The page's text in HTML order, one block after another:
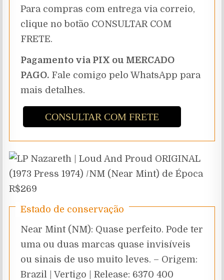
Para compras com entrega via correio,
clique no botão CONSULTAR COM
FRETE.
Pagamento via PIX ou MERCADO
PAGO. Fale comigo pelo WhatsApp para
mais detalhes.
CONSULTAR COM FRETE
Estado de conservação
Near Mint (NM): Quase perfeito. Pode ter
uma ou duas marcas quase invisíveis
ou sinais de uso muito leves. – Origem:
Brazil | Vertigo | Release: 6370 400